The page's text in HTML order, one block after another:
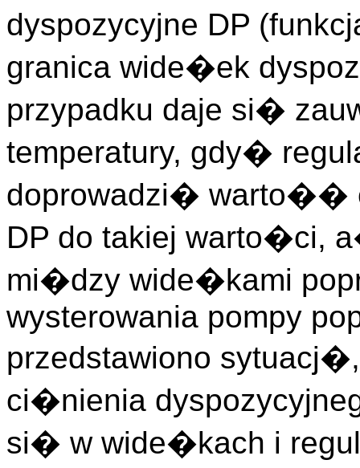
dyspozycyjne DP
granica wide�ek
przypadku daje si�
temperatury, gdy�
doprowadzi� warto��
DP do takiej warto�ci,
mi�dzy wide�kami
wysterowania pompy
przedstawiono
ci�nienia
si� w wide�kach i